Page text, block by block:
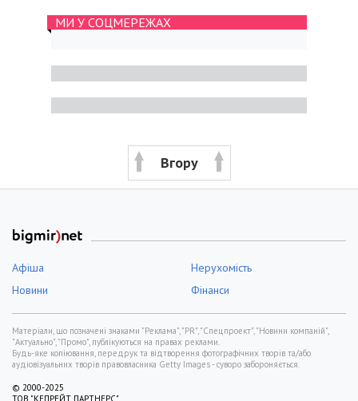
МИ У СОЦМЕРЕЖАХ
Вгору
Афіша
Нерухомість
Новини
Фінанси
Матеріали, що позначені знаками "Реклама", "PR", "Спецпроект", "Новини компаній",
"Актуально", "Промо", публікуються на правах реклами.
Будь-яке копіювання, передрук та відтворення фотографічних творів та/або
аудіовізуальних творів правовласника Getty Images - суворо забороняється.
© 2000-2025
ТОВ "КЕПРЕЙТ ПАРТНЕРС".